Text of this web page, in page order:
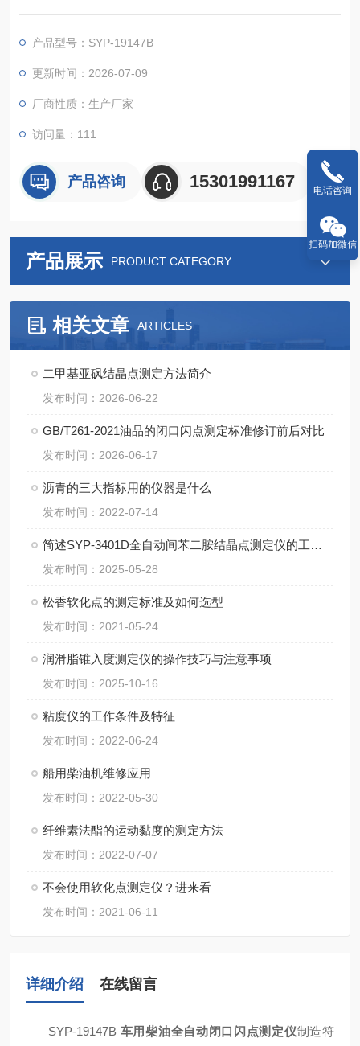
1《闪点的测定:宾斯基-马丁闭口杯法》中技术规定要求。适用于
油。
产品型号：SYP-19147B
更新时间：2026-07-09
厂商性质：生产厂家
访问量：111
产品咨询 15301991167
产品展示 PRODUCT CATEGORY
相关文章 ARTICLES
二甲基亚砜结晶点测定方法简介
发布时间：2026-06-22
GB/T261-2021油品的闭口闪点测定标准修订前后对比
发布时间：2026-06-17
沥青的三大指标用的仪器是什么
发布时间：2022-07-14
简述SYP-3401D全自动间苯二胺结晶点测定仪的工作原理
发布时间：2025-05-28
松香软化点的测定标准及如何选型
发布时间：2021-05-24
润滑脂锥入度测定仪的操作技巧与注意事项
发布时间：2025-10-16
粘度仪的工作条件及特征
发布时间：2022-06-24
​船用柴油机维修应用
发布时间：2022-05-30
纤维素法酯的运动黏度的测定方法
发布时间：2022-07-07
不会使用软化点测定仪？进来看
发布时间：2021-06-11
详细介绍 在线留言
SYP-19147B 车用柴油全自动闭口闪点测定仪制造符
电话咨询
扫码加微信